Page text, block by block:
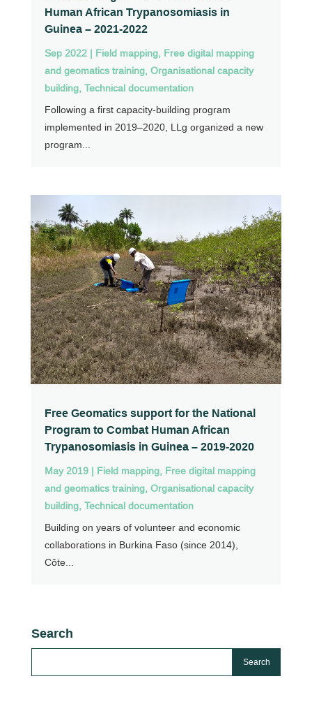
Human African Trypanosomiasis in
Guinea – 2021-2022
Sep 2022| Field mapping, Free digital mapping
and geomatics training, Organisational capacity
building, Technical documentation
Following a first capacity-building program
implemented in 2019–2020, LLg organized a new
program...
Free Geomatics support for the National
Program to Combat Human African
Trypanosomiasis in Guinea – 2019-2020
May 2019| Field mapping, Free digital mapping
and geomatics training, Organisational capacity
building, Technical documentation
Building on years of volunteer and economic
collaborations in Burkina Faso (since 2014),
Côte...
Search